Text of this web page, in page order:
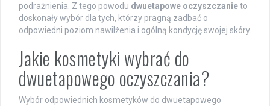
podrażnienia. Z tego powodu dwuetapowe oczyszczanieto
doskonały wybór dla tych, którzy pragną zadbać o
odpowiedni poziom nawilżenia i ogólną kondycję swojej skóry.
Jakie kosmetyki wybrać do
dwuetapowego oczyszczania?
Wybór odpowiednich kosmetyków do dwuetapowego